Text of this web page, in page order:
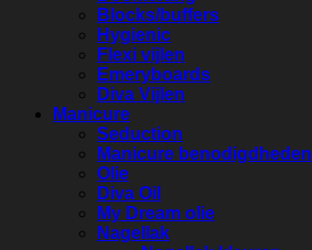
Blocks/buffers
Hygienic
Flexi vijlen
Emeryboards
Diva Vijlen
Manicure
Seduction
Manicure benodigdheden
Olie
Diva Oil
My Dream olie
Nagellak